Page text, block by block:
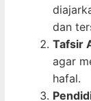
dan
Tafsir
agar
hafal.